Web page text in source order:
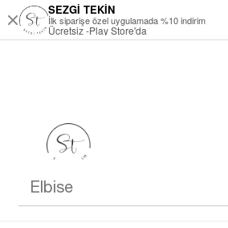
SEZGİ TEKİN
İlk siparişe özel uygulamada %10 indirim
Ücretsiz -Play Store'da